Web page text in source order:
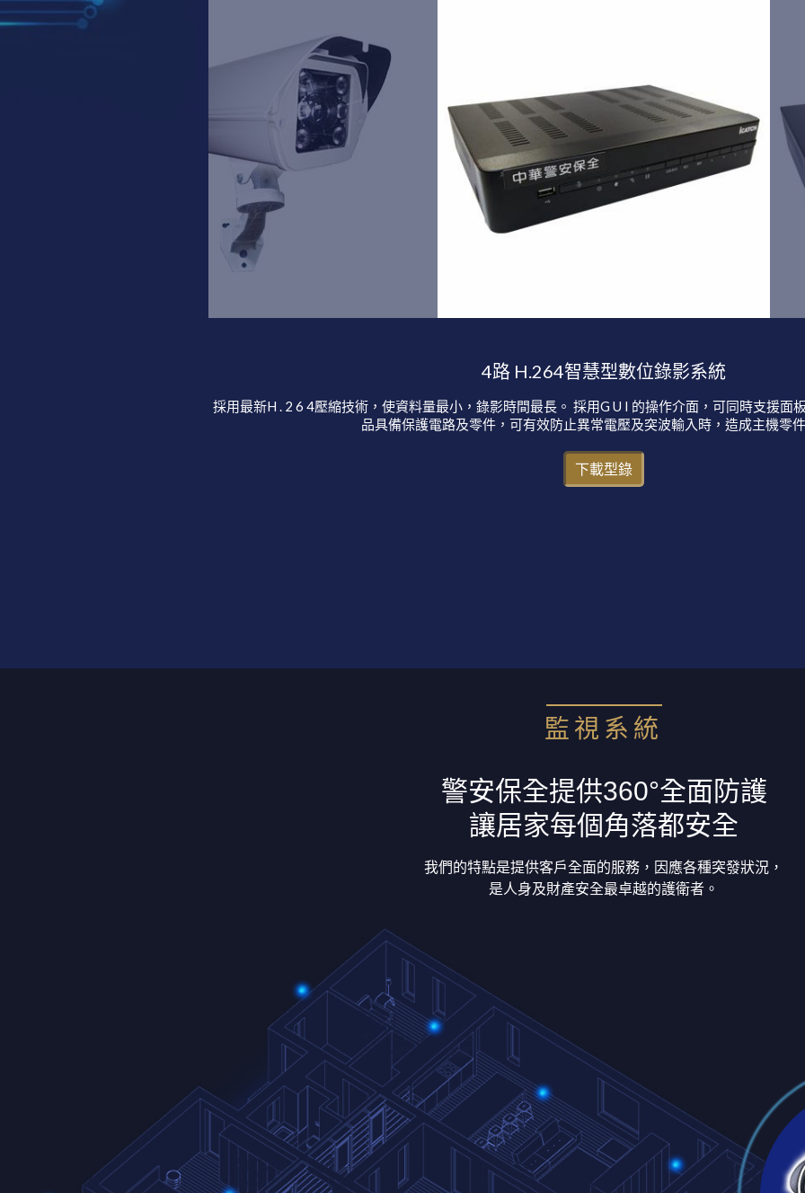
4路 H.264智慧型數位錄影系統
採用最新H . 2 6 4壓縮技術，使資料量最小，錄影時間最長。 採用G U I 的操作介面，可同時支援
品具備保護電路及零件，可有效防止異常電壓及突波輸入時，造成主機零
下載型錄
監視系統
警安保全提供360°全面防護
讓居家每個角落都安全
我們的特點是提供客戶全面的服務，因應各種突發狀況，
是人身及財產安全最卓越的護衛者。